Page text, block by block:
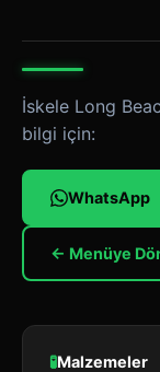
İskele Long
bilgi için:
WhatsApp
← Menüye
🧪Malzemeler